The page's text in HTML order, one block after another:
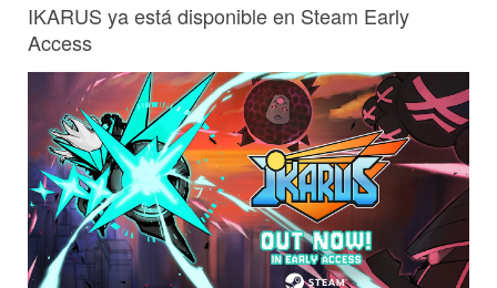
IKARUS ya está disponible en Steam Early
Access